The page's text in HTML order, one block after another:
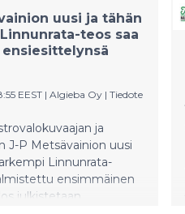
uusi ja tähän
teos saa
EEST | Algieba Oy | Tiedote
ja
J-P Metsävainion uusi
Linnunrata-
ensimmäinen
julkistetaan